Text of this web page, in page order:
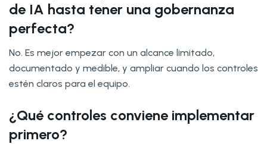
de IA hasta tener una gobernanza
perfecta?
No. Es mejor empezar con un alcance limitado,
documentado y medible, y ampliar cuando los controles
estén claros para el equipo.
¿Qué controles conviene implementar
primero?